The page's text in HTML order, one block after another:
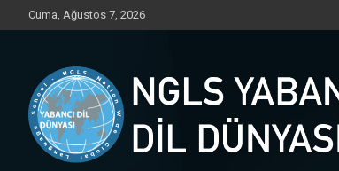
to
Cuma, Ağustos 7, 2026